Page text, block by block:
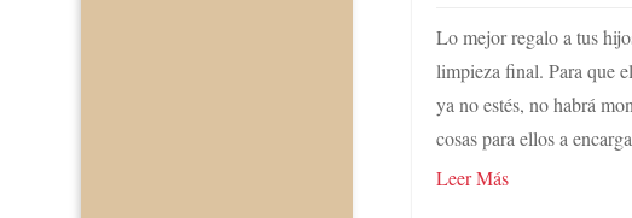
Lo mejor regalo a tus
limpieza final. Para que
ya no estés, no habrá
cosas para ellos a
Leer Más